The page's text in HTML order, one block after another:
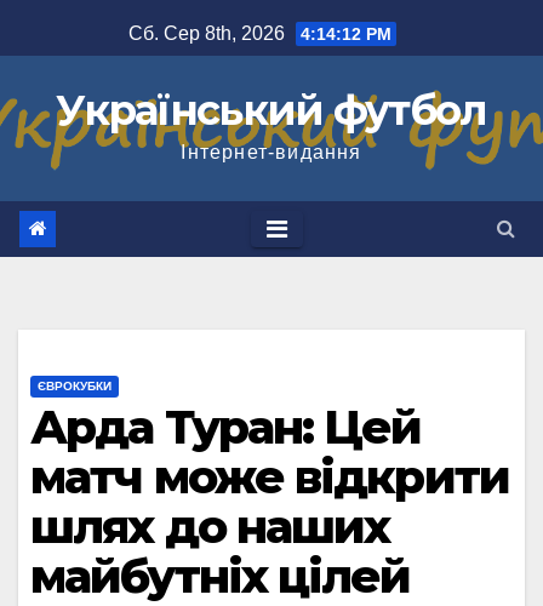
до
Сб. Сер 8th, 2026 4:14:12 PM
Український футбол
Інтернет-видання
ЄВРОКУБКИ
Арда Туран: Цей
матч може відкрити
шлях до наших
майбутніх цілей